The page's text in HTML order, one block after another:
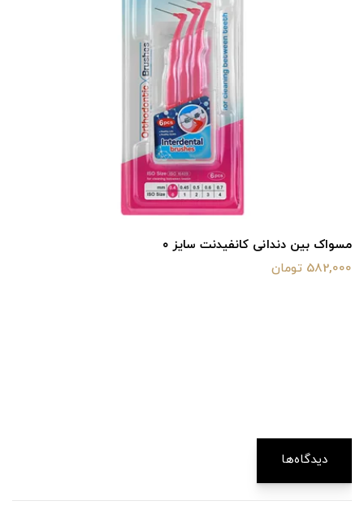
مسواک بین دندانی کانفیدنت سایز ۰
582,000 تومان
دیدگاه‌ها